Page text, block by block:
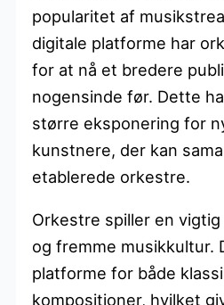
popularitet af
digitale platforme har
for at nå et bredere
nogensinde før. Dette
større eksponering for
kunstnere, der kan
etablerede orkestre.
Orkestre spiller en
og fremme musikkultur.
platforme for både
kompositioner, hvilket